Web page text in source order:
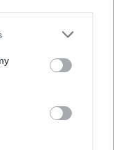
στα 315,71
ηλεκτρική